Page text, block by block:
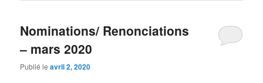
Nominations/ Renonciations
– mars 2020
Publié leavril 2, 2020